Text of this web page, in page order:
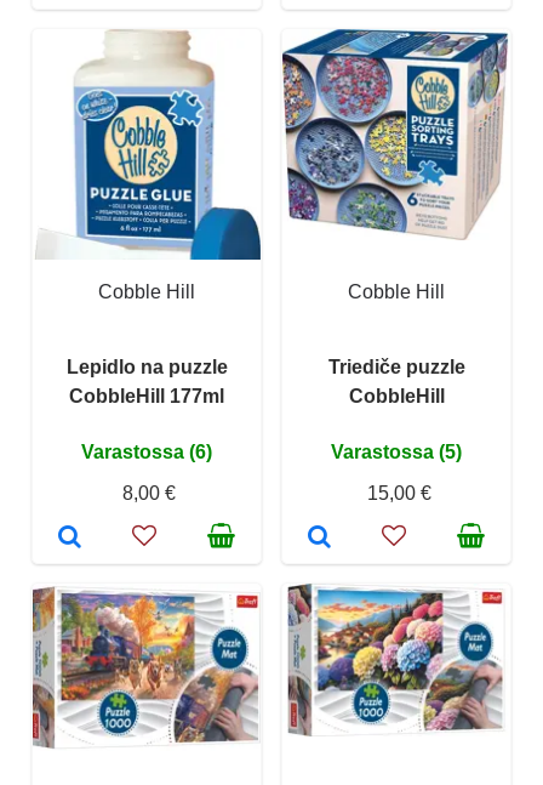
Cobble Hill
Lepidlo na puzzle
CobbleHill 177ml
Varastossa (6)
8,00 €
Cobble Hill
Triediče puzzle
CobbleHill
Varastossa (5)
15,00 €